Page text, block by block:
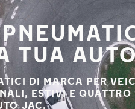
TUA
DI MARCA PER
ESTIVI E QUATTRO
JAC.